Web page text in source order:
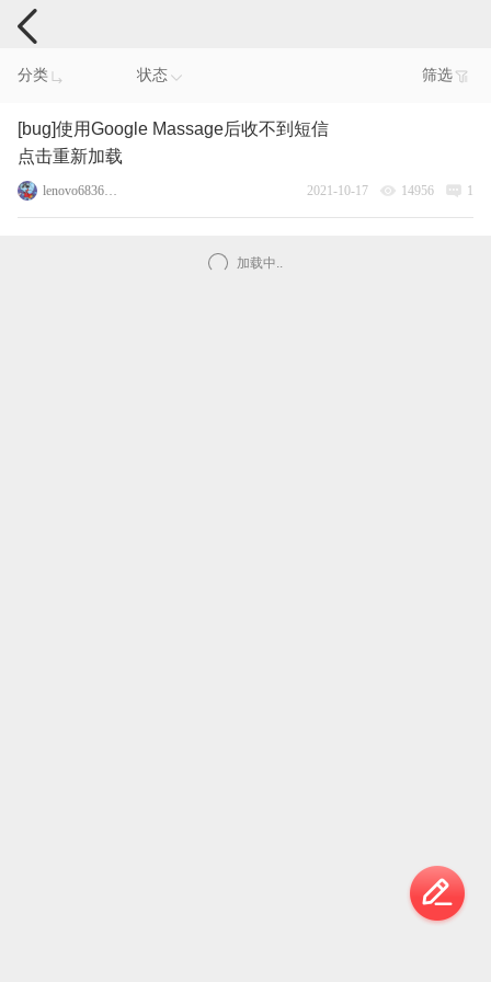
手机反馈
分类 状态 筛选
[bug]使用Google Massage后收不到短信
点击重新加载
lenovo68361835 2021-10-17 14956 1
加载中..